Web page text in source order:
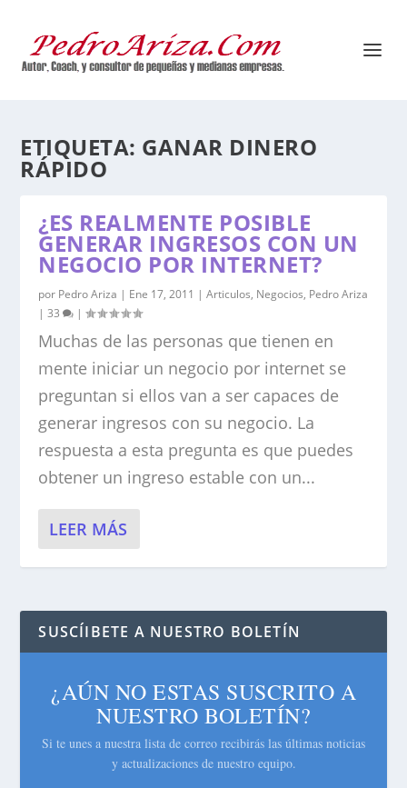
ETIQUETA: GANAR DINERO
RÁPIDO
¿ES REALMENTE POSIBLE
GENERAR INGRESOS CON UN
NEGOCIO POR INTERNET?
por Pedro Ariza | Ene 17, 2011 |Articulos, Negocios, Pedro Ariza
|33 |
Muchas de las personas que tienen en
mente iniciar un negocio por internet se
preguntan si ellos van a ser capaces de
generar ingresos con su negocio. La
respuesta a esta pregunta es que puedes
obtener un ingreso estable con un...
LEER MÁS
SUSCÍIBETE A NUESTRO BOLETÍN
¿AÚN NO ESTAS SUSCRITO A
NUESTRO BOLETÍN?
Si te unes a nuestra lista de correo recibirás las últimas noticias
y actualizaciones de nuestro equipo.